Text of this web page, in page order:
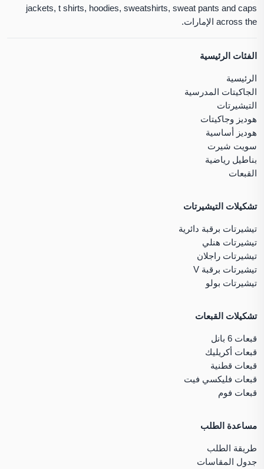
jackets, t shirts, hoodies, sweatshirts, sweat pants and caps
across the الإمارات.
الفئات الرئيسية
الرئيسية
الجاكيتات المدرسية
التيشيرتات
هوديز وجاكيتات
هوديز أساسية
سويت شيرت
بناطيل رياضية
القبعات
تشكيلات التيشيرتات
تيشيرتات برقبة دائرية
تيشيرتات هنلي
تيشيرتات راجلان
تيشيرتات برقبة V
تيشيرتات بولو
تشكيلات القبعات
قبعات 6 بانل
قبعات أكريليك
قبعات قطنية
قبعات فليكسي فيت
قبعات فوم
مساعدة الطلب
طريقة الطلب
جدول المقاسات